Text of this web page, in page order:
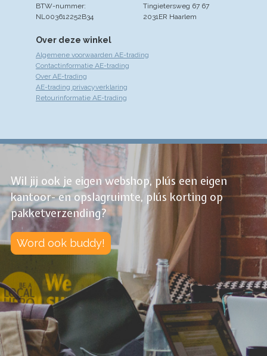
Over deze winkel
Algemene voorwaarden AE-trading
Contactinformatie AE-trading
Over AE-trading
AE-trading privacyverklaring
Retourinformatie AE-trading
Tingietersweg 67 67
2031ER Haarlem
BTW-nummer:
NL003612252B34
Wil jij ook je eigen webshop, plús een eigen
kantoor- en opslagruimte, plús korting op
pakketverzending?
Word ook buddy!